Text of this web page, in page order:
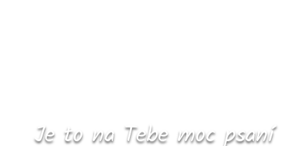
Je to na Tebe moc psaní